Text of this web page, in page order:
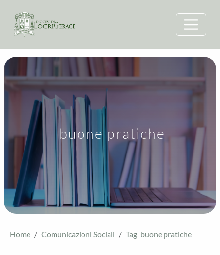
buone pratiche
Home Comunicazioni Sociali Tag: buone pratiche